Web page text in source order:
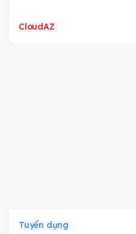
CloudAZ
Tuyển dụng